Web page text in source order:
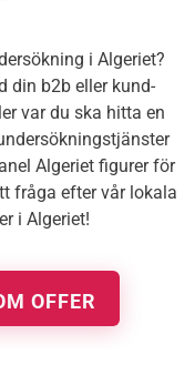
i Algeriet?
din b2b eller kund-
var du ska hitta en
Algeriet figurer för
fråga efter vår lokala
i Algeriet!
OFFER